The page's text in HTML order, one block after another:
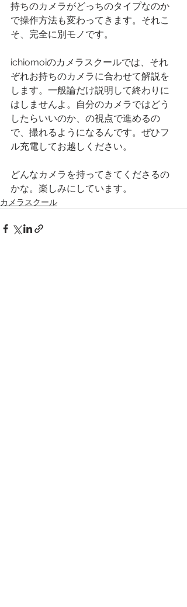
持ちのカメラがどっちのタイプなのか
で操作方法も変わってきます。それこ
そ、完全に別モノです。
ichiomoiのカメラスクールでは、それ
ぞれお持ちのカメラに合わせて解説を
します。一般論だけ説明して終わりに
はしませんよ。自分のカメラではどう
したらいいのか、の視点で進めるの
で、撮れるようになるんです。ぜひフ
ル充電してお越しください。
どんなカメラを持ってきてくださるの
かな。楽しみにしています。
カメラスクール